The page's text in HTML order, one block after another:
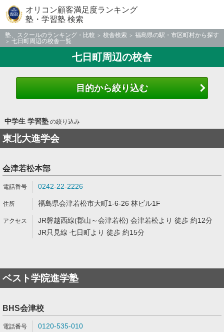
オリコン顧客満足度ランキング
塾・学習塾 検索
塾、スクールのランキング・比較 校舎検索
福島県の駅・市区町村から探す
七日町周辺の校舎一覧
七日町周辺の校舎
目的から絞り込む
中学生 学習塾の絞り込み
東北大進学会
会津若松本部
0242-22-2226
福島県会津若松市大町1-6-26 林ビル1F
JR磐越西線(郡山～会津若松) 会津若松より 徒歩 約12分
JR只見線 七日町より 徒歩 約15分
ベスト学院進学塾
BHS会津校
0120-535-010